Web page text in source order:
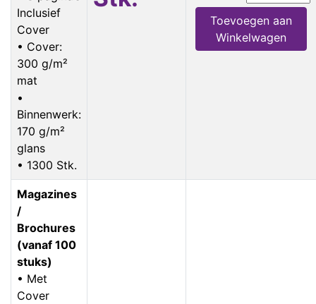
Inclusief
Cover
• Cover:
300 g/m²
mat
•
Binnenwerk:
170 g/m²
glans
• 1300 Stk.
Toevoegen aan
Winkelwagen
Magazines
/
Brochures
(vanaf 100
stuks)
• Met
Cover